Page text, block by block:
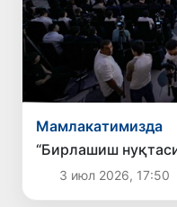
Мамлакатимизда
“Бирлашиш
3 июл 2026, 17:50